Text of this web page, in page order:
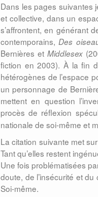
Dans les pages suivantes
et collective, dans un
s’affrontent, en générant
contemporains, Des
Bernières et Middlesex
fiction en 2003). À la fin
hétérogènes de l’espace
un personnage de
mettent en question
procès de réflexion
nationale de soi-même et
La citation suivante met
Tant qu’elles restent
Une fois problématisées
doute, de l’insécurité et
Soi-même.